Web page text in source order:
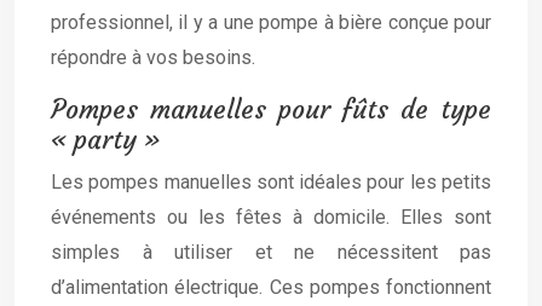
professionnel, il y a une pompe à bière conçue pour
répondre à vos besoins.
Pompes manuelles pour fûts de type
« party »
Les pompes manuelles sont idéales pour les petits
événements ou les fêtes à domicile. Elles sont
simples à utiliser et ne nécessitent pas
d’alimentation électrique. Ces pompes fonctionnent